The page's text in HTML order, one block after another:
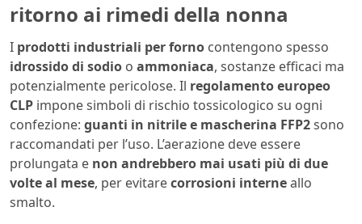
ritorno ai rimedi della nonna
I prodotti industriali per forno contengono spesso
idrossido di sodio o ammoniaca, sostanze efficaci ma
potenzialmente pericolose. Il regolamento europeo
CLP impone simboli di rischio tossicologico su ogni
confezione: guanti in nitrile e mascherina FFP2sono
raccomandati per l’uso. L’aerazione deve essere
prolungata e non andrebbero mai usati più di due
volte al mese, per evitarecorrosioni interneallo
smalto.